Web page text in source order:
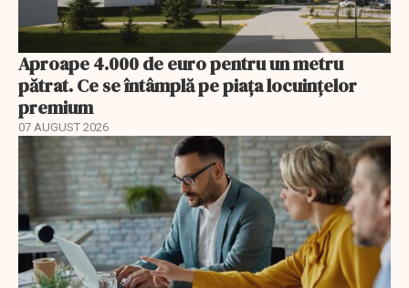
Aproape 4.000 de euro pentru un metru
pătrat. Ce se întâmplă pe piața locuințelor
premium
07 AUGUST 2026